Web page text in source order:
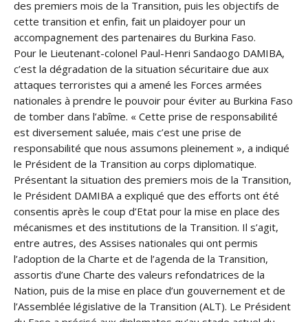
des premiers mois de la Transition, puis les objectifs de
cette transition et enfin, fait un plaidoyer pour un
accompagnement des partenaires du Burkina Faso.
Pour le Lieutenant-colonel Paul-Henri Sandaogo DAMIBA,
c’est la dégradation de la situation sécuritaire due aux
attaques terroristes qui a amené les Forces armées
nationales à prendre le pouvoir pour éviter au Burkina Faso
de tomber dans l’abîme. « Cette prise de responsabilité
est diversement saluée, mais c’est une prise de
responsabilité que nous assumons pleinement », a indiqué
le Président de la Transition au corps diplomatique.
Présentant la situation des premiers mois de la Transition,
le Président DAMIBA a expliqué que des efforts ont été
consentis après le coup d’Etat pour la mise en place des
mécanismes et des institutions de la Transition. Il s’agit,
entre autres, des Assises nationales qui ont permis
l’adoption de la Charte et de l’agenda de la Transition,
assortis d’une Charte des valeurs refondatrices de la
Nation, puis de la mise en place d’un gouvernement et de
l’Assemblée législative de la Transition (ALT). Le Président